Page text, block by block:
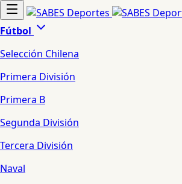
Fútbol
Selección Chilena
Primera División
Primera B
Segunda División
Tercera División
Naval